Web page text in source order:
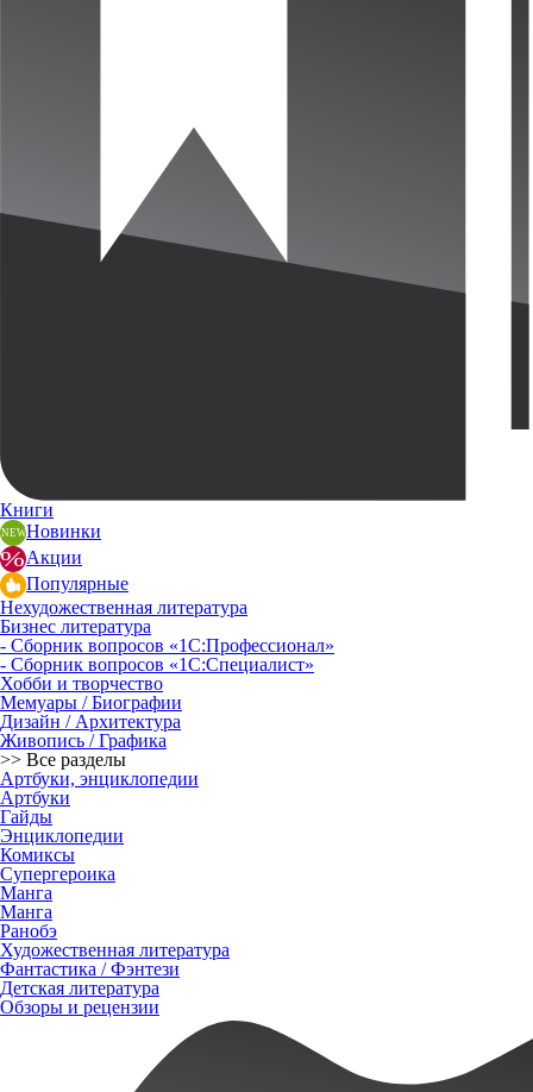
Книги
Новинки
Акции
Популярные
Нехудожественная литература
Бизнес литература
- Сборник вопросов «1С:Профессионал»
- Сборник вопросов «1С:Специалист»
Хобби и творчество
Мемуары / Биографии
Дизайн / Архитектура
Живопись / Графика
>> Все разделы
Артбуки, энциклопедии
Артбуки
Гайды
Энциклопедии
Комиксы
Супергероика
Манга
Манга
Ранобэ
Художественная литература
Фантастика / Фэнтези
Детская литература
Обзоры и рецензии